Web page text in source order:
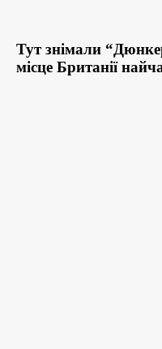
Тут знімали
місце Британії